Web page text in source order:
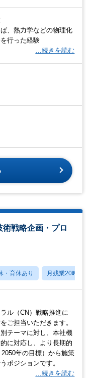
、熱力学などの物理化
行った経験
…続きを読む
戦略企画・プロ
・育休あり 月残業20時間以
ル（CN）戦略推進に
ご担当いただきます。
テーマに対し、本社機
に対応し、より長期的
年の目標）から施策
ポジションです。
…続きを読む